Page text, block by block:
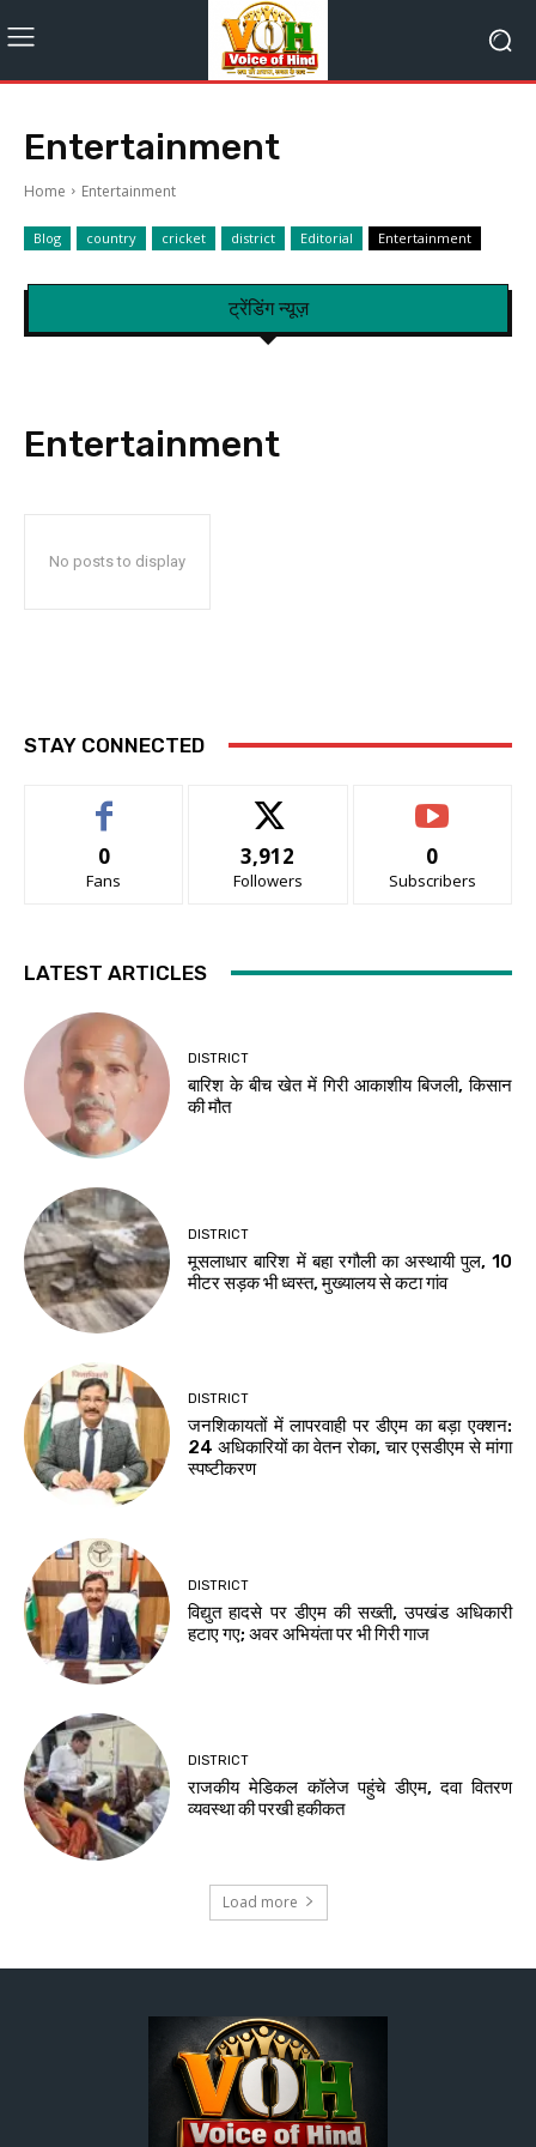
Entertainment
Home Entertainment
Blog country cricket district Editorial Entertainment
ट्रेंडिंग न्यूज़
Entertainment
No posts to display
STAY CONNECTED
0
Fans
3,912
Followers
0
Subscribers
LATEST ARTICLES
DISTRICT
बारिश के बीच खेत में गिरी आकाशीय बिजली, किसान
की मौत
DISTRICT
मूसलाधार बारिश में बहा रगौली का अस्थायी पुल, 10
मीटर सड़क भी ध्वस्त, मुख्यालय से कटा गांव
DISTRICT
जनशिकायतों में लापरवाही पर डीएम का बड़ा एक्शन:
24 अधिकारियों का वेतन रोका, चार एसडीएम से मांगा
स्पष्टीकरण
DISTRICT
विद्युत हादसे पर डीएम की सख्ती, उपखंड अधिकारी
हटाए गए; अवर अभियंता पर भी गिरी गाज
DISTRICT
राजकीय मेडिकल कॉलेज पहुंचे डीएम, दवा वितरण
व्यवस्था की परखी हकीकत
Load more